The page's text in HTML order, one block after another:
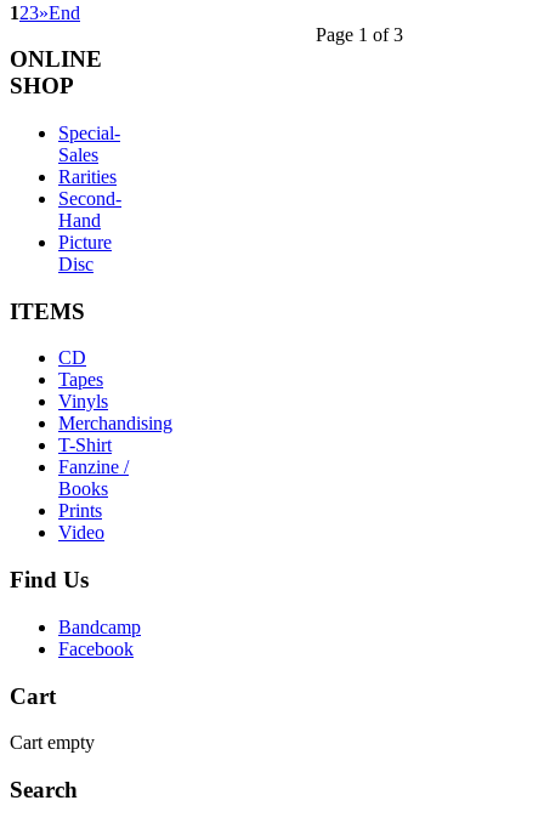
123»End
Page 1 of 3
ONLINE
SHOP
Special-
Sales
Rarities
Second-
Hand
Picture
Disc
ITEMS
CD
Tapes
Vinyls
Merchandising
T-Shirt
Fanzine /
Books
Prints
Video
Find Us
Bandcamp
Facebook
Cart
Cart empty
Search